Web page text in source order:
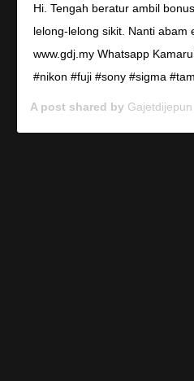
Hi. Tengah beratur ambil
lelong-lelong sikit. Nanti abam
www.gdj.my Whatsapp
#nikon #fuji #sony #sigma
A post shared by